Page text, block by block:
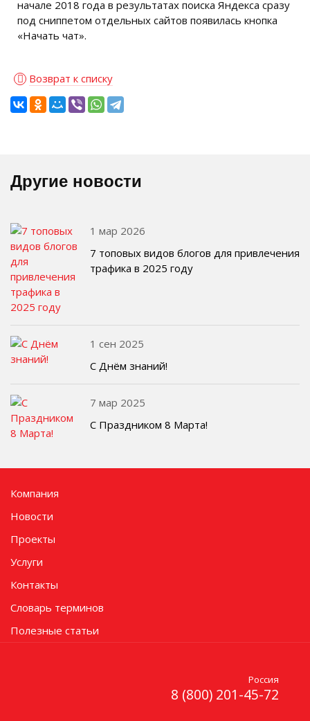
начале 2018 года в результатах поиска Яндекса сразу
под сниппетом отдельных сайтов появилась кнопка
«Начать чат».
Возврат к списку
Другие новости
1 мар 2026
7 топовых видов блогов для привлечения
трафика в 2025 году
1 сен 2025
С Днём знаний!
7 мар 2025
С Праздником 8 Марта!
Компания
Новости
Проекты
Услуги
Контакты
Словарь терминов
Полезные статьи
Россия
8 (800) 201-45-72